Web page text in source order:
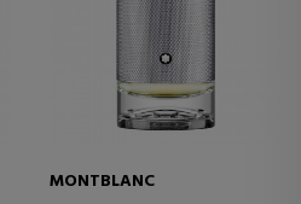
MONTBLANC